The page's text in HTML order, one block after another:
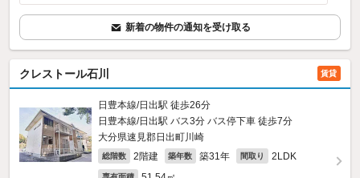
新着の物件の通知を受け取る
クレストール石川 賃貸
日豊本線/日出駅 徒歩26分
日豊本線/日出駅 バス3分 バス停下車 徒歩7分
大分県速見郡日出町川崎
総階数 2階建 築年数 築31年 間取り 2LDK